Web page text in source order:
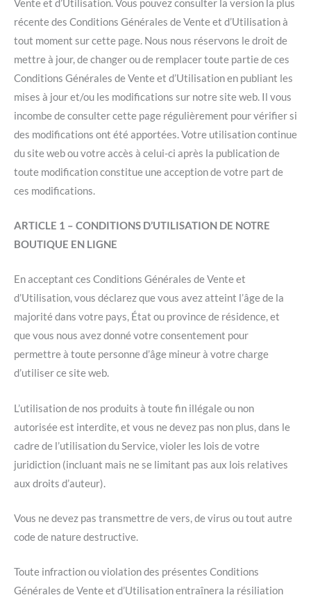
Vente et d’Utilisation. Vous pouvez consulter la version la plus
récente des Conditions Générales de Vente et d’Utilisation à
tout moment sur cette page. Nous nous réservons le droit de
mettre à jour, de changer ou de remplacer toute partie de ces
Conditions Générales de Vente et d’Utilisation en publiant les
mises à jour et/ou les modifications sur notre site web. Il vous
incombe de consulter cette page régulièrement pour vérifier si
des modifications ont été apportées. Votre utilisation continue
du site web ou votre accès à celui-ci après la publication de
toute modification constitue une acception de votre part de
ces modifications.
ARTICLE 1 – CONDITIONS D’UTILISATION DE NOTRE
BOUTIQUE EN LIGNE
En acceptant ces Conditions Générales de Vente et
d’Utilisation, vous déclarez que vous avez atteint l’âge de la
majorité dans votre pays, État ou province de résidence, et
que vous nous avez donné votre consentement pour
permettre à toute personne d’âge mineur à votre charge
d’utiliser ce site web.
L’utilisation de nos produits à toute fin illégale ou non
autorisée est interdite, et vous ne devez pas non plus, dans le
cadre de l’utilisation du Service, violer les lois de votre
juridiction (incluant mais ne se limitant pas aux lois relatives
aux droits d’auteur).
Vous ne devez pas transmettre de vers, de virus ou tout autre
code de nature destructive.
Toute infraction ou violation des présentes Conditions
Générales de Vente et d’Utilisation entraînera la résiliation